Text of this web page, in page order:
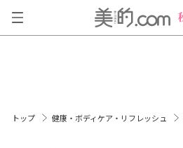
トップ 健康・ボディケア・リフレッシュ